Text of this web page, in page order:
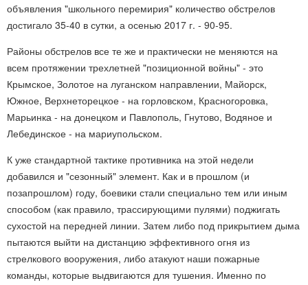
объявления "школьного перемирия" количество обстрелов
достигало 35-40 в сутки, а осенью 2017 г. - 90-95.
Районы обстрелов все те же и практически не меняются на
всем протяжении трехлетней "позиционной войны" - это
Крымское, Золотое на луганском направлении, Майорск,
Южное, Верхнеторецкое - на горловском, Красногоровка,
Марьинка - на донецком и Павлополь, Гнутово, Водяное и
Лебединское - на мариупольском.
К уже стандартной тактике противника на этой недели
добавился и "сезонный" элемент. Как и в прошлом (и
позапрошлом) году, боевики стали специально тем или иным
способом (как правило, трассирующими пулями) поджигать
сухостой на передней линии. Затем либо под прикрытием дыма
пытаются выйти на дистанцию эффективного огня из
стрелкового вооружения, либо атакуют наши пожарные
команды, которые выдвигаются для тушения. Именно по